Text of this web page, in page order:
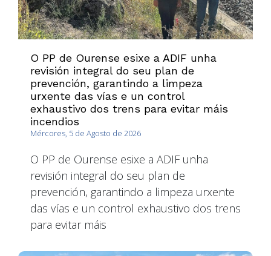
O PP de Ourense esixe a ADIF unha
revisión integral do seu plan de
prevención, garantindo a limpeza
urxente das vías e un control
exhaustivo dos trens para evitar máis
incendios
Mércores, 5 de Agosto de 2026
O PP de Ourense esixe a ADIF unha
revisión integral do seu plan de
prevención, garantindo a limpeza urxente
das vías e un control exhaustivo dos trens
para evitar máis